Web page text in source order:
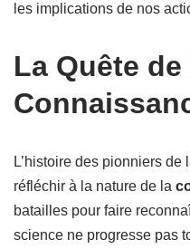
les implications de nos
La Quête de
L’histoire des pionniers
réfléchir à la nature de la
batailles pour faire
science ne progresse pas